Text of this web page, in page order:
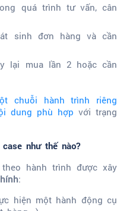
quá trình tư vấn, cân
sinh đơn hàng và cần
lại mua lần 2 hoặc cần
chuỗi hành trình riêng
dung phù hợp với trạng
như thế nào?
hành trình được xây
:
hiện một hành động cụ